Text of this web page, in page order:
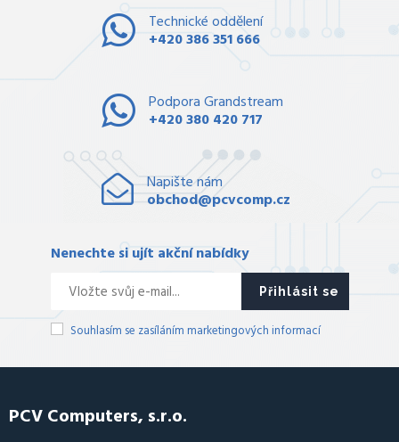
Technické oddělení
+420 386 351 666
Podpora Grandstream
+420 380 420 717
Napište nám
obchod@pcvcomp.cz
Nenechte si ujít akční nabídky
Přihlásit se
Souhlasím se zasíláním marketingových informací
PCV Computers, s.r.o.